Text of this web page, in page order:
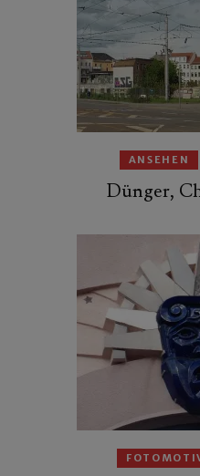
ANSEHEN
Dünger,